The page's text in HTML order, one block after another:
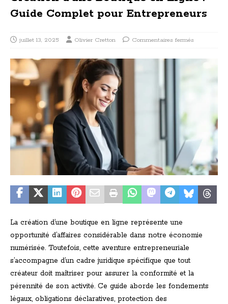
Guide Complet pour Entrepreneurs
juillet 13, 2025 Olivier Cretton Commentaires fermés
La création d’une boutique en ligne représente une
opportunité d’affaires considérable dans notre économie
numérisée. Toutefois, cette aventure entrepreneuriale
s’accompagne d’un cadre juridique spécifique que tout
créateur doit maîtriser pour assurer la conformité et la
pérennité de son activité. Ce guide aborde les fondements
légaux, obligations déclaratives, protection des